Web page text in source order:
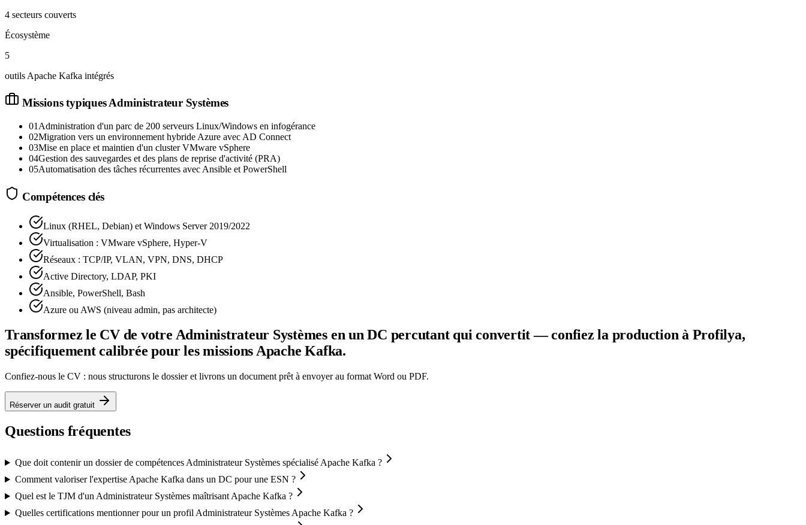
4 secteurs couverts
Écosystème
5
outils Apache Kafka intégrés
Missions typiquesAdministrateur Systèmes
01 Administration d'un parc de 200 serveurs Linux/Windows en infogérance
02Migration vers un environnement hybride Azure avec AD Connect
03Mise en place et maintien d'un cluster VMware vSphere
04Gestion des sauvegardes et des plans de reprise d'activité (PRA)
05Automatisation des tâches récurrentes avec Ansible et PowerShell
Compétences clés
Linux (RHEL, Debian) et Windows Server 2019/2022
Virtualisation : VMware vSphere, Hyper-V
Réseaux : TCP/IP, VLAN, VPN, DNS, DHCP
Active Directory, LDAP, PKI
Ansible, PowerShell, Bash
Azure ou AWS (niveau admin, pas architecte)
Transformez le CV de votre Administrateur Systèmes en un DC percutant qui convertit — confiez la production à Profilya,
spécifiquement calibrée pour les missions Apache Kafka.
Confiez-nous le CV : nous structurons le dossier et livrons un document prêt à envoyer au format Word ou PDF.
Réserver un audit gratuit
Questions fréquentes
Que doit contenir un dossier de compétences Administrateur Systèmes spécialisé Apache Kafka ?
Comment valoriser l'expertise Apache Kafka dans un DC pour une ESN ?
Quel est le TJM d'un Administrateur Systèmes maîtrisant Apache Kafka ?
Quelles certifications mentionner pour un profil Administrateur Systèmes Apache Kafka ?